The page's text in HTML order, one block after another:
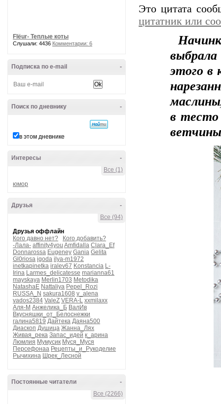
Flёur- Теплые коты
Слушали: 4436 Комментарии: 6
-
Подписка по e-mail
-
Поиск по дневнику
в этом дневнике
-
Интересы
Все (1)
юмор
-
Друзья
Все (94)
Друзья оффлайн
Кого давно нет?
Кого добавить?
-Лала- affinity4you Amfidalla Clara_Ef
Donnarossa Eugeney Gania Gelita
Gl0riosa igoda ilya-m1972
inetkapinetka iralev67 Konstancia L-
Irina Larmes_delicatesse marianna61
mayskaya Merlin1703 Metodika
NatashaE Nattaliya Pepel_Rozi
RUSSA_N sakura1608 v_alena
vados2384 ValeZ VERA-L xxmilaxx
Аля-М Анжелика_Б ВалИв
Вкусняшки_от_Белоснежки
галина5819 Дайтека Даяна500
Диаскоп Душица Жанна_Лях
Живая_река Запас_идей к_арина
Люмлия Мумусик Муся_Муся
Персефонаа Рецепты_и_Рукоделие
Рычихина Шрек_Лесной
-
Постоянные читатели
Все (2266)
Это цитата
цитатник или
этого в
в